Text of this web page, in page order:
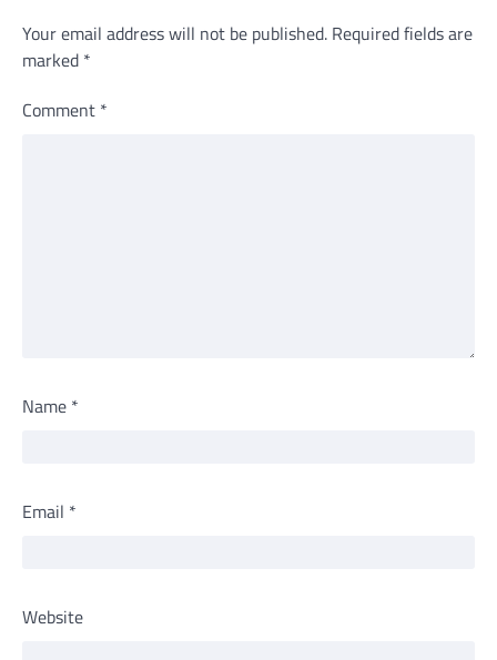
Your email address will not be published. Required fields are
marked *
Comment *
Name *
Email *
Website